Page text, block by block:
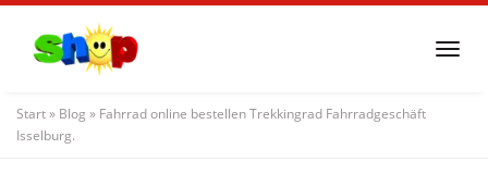
content
Start» Blog » Fahrrad online bestellen Trekkingrad Fahrradgeschäft
Isselburg.